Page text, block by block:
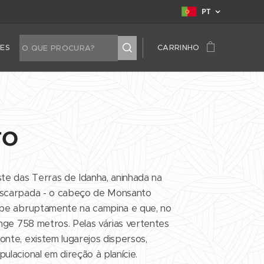
PT
CARRINHO
das Terras de Idanha, aninhada na
- o cabeço de Monsanto
abruptamente na campina e que, no
758 metros. Pelas várias vertentes
existem lugarejos dispersos,
em direção à planície.